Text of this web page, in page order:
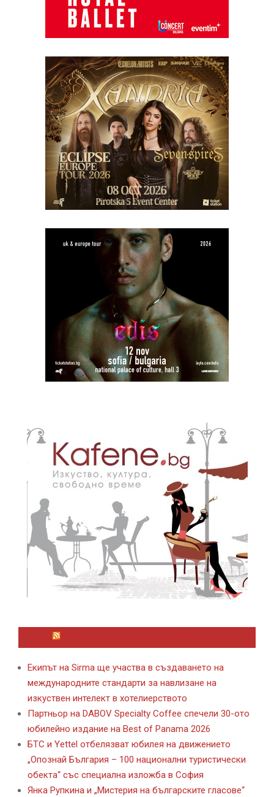
Екипът на Sirma ще участва в създаването на
международните стандарти за навлизане на
изкуствен интелект в хотелиерството
Партньор на DABOV Specialty Coffee спечели 30-ото
юбилейно издание на Best of Panama 2026
БТС и Yettel отбелязват юбилея на движението
„Опознай България – 100 национални туристически
обекта“ със специална изложба в София
Янка Рупкина и „Мистерия на българските гласове“